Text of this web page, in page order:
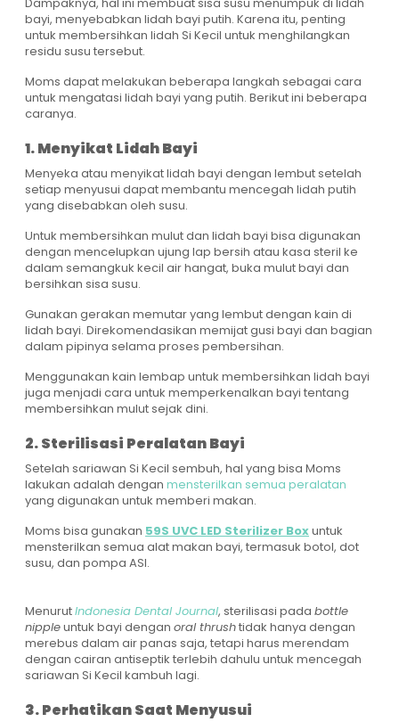
bayi, menyebabkan lidah bayi putih. Karena itu, penting
untuk membersihkan lidah Si Kecil untuk menghilangkan
residu susu tersebut.
Moms dapat melakukan beberapa langkah sebagai cara
untuk mengatasi lidah bayi yang putih. Berikut ini beberapa
caranya.
1. Menyikat Lidah Bayi
Menyeka atau menyikat lidah bayi dengan lembut setelah
setiap menyusui dapat membantu mencegah lidah putih
yang disebabkan oleh susu.
Untuk membersihkan mulut dan lidah bayi bisa digunakan
dengan mencelupkan ujung lap bersih atau kasa steril ke
dalam semangkuk kecil air hangat, buka mulut bayi dan
bersihkan sisa susu.
Gunakan gerakan memutar yang lembut dengan kain di
lidah bayi. Direkomendasikan memijat gusi bayi dan bagian
dalam pipinya selama proses pembersihan.
Menggunakan kain lembap untuk membersihkan lidah bayi
juga menjadi cara untuk memperkenalkan bayi tentang
membersihkan mulut sejak dini.
2. Sterilisasi Peralatan Bayi
Setelah sariawan Si Kecil sembuh, hal yang bisa Moms
lakukan adalah dengan mensterilkan semua peralatan
yang digunakan untuk memberi makan.
Moms bisa gunakan 59S UVC LED Sterilizer Boxuntuk
mensterilkan semua alat makan bayi, termasuk botol, dot
susu, dan pompa ASI.
MenurutIndonesia Dental Journal, sterilisasi pada bottle
nippleuntuk bayi dengan oral thrushtidak hanya dengan
merebus dalam air panas saja, tetapi harus merendam
dengan cairan antiseptik terlebih dahulu untuk mencegah
sariawan Si Kecil kambuh lagi.
3. Perhatikan Saat Menyusui